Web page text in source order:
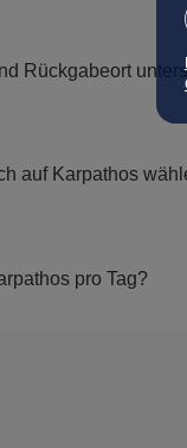
Rückgabeort
auf Karpathos
pro Tag?